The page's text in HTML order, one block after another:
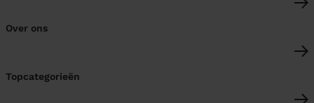
Over ons
Topcategorieën